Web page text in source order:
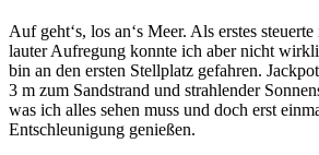
Auf geht‘s, los an‘s Meer. Als erstes
lauter Aufregung konnte ich aber nicht
bin an den ersten Stellplatz gefahren.
3 m zum Sandstrand und strahlender
was ich alles sehen muss und doch erst
Entschleunigung genießen.